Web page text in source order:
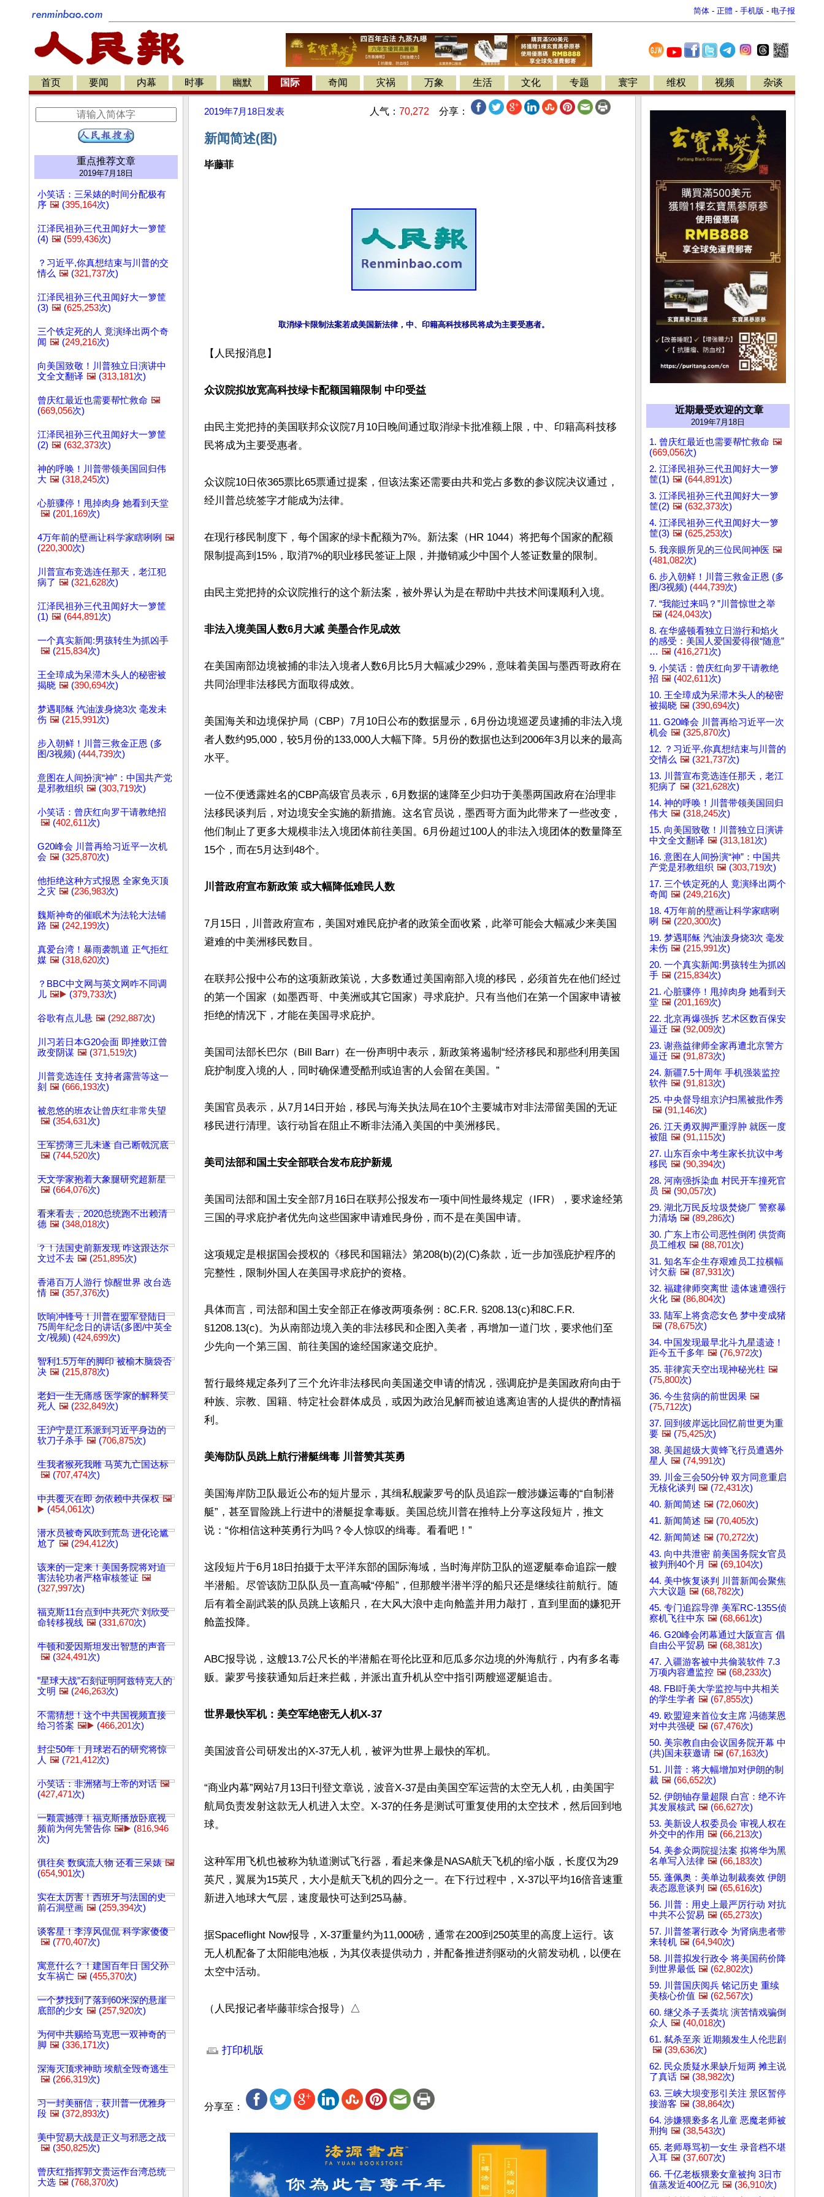
简体 - 正體 - 手机版 - 电子报
首页 要闻 内幕 时事 幽默 国际 奇闻 灾祸 万象 生活 文化 专题 寰宇 维权 视频 杂谈
重点推荐文章
2019年7月18日
小笑话：三呆婊的时间分配极有
序 🖼️ (395,164次)
江泽民祖孙三代丑闻好大一箩筐
(4) 🖼️ (599,436次)
？习近平,你真想结束与川普的交
情么 🖼️ (321,737次)
江泽民祖孙三代丑闻好大一箩筐
(3) 🖼️ (625,253次)
三个铁定死的人 竟演绎出两个奇
闻 🖼️ (249,216次)
向美国致敬！川普独立日演讲中
文全文翻译 🖼️ (313,181次)
曾庆红最近也需要帮忙救命 🖼️
(669,056次)
江泽民祖孙三代丑闻好大一箩筐
(2) 🖼️ (632,373次)
神的呼唤！川普带领美国回归伟
大 🖼️ (318,245次)
心脏骤停！甩掉肉身 她看到天堂
🖼️ (201,169次)
4万年前的壁画让科学家瞎咧咧 🖼️
(220,300次)
川普宣布竞选连任那天，老江犯
病了 🖼️ (321,628次)
江泽民祖孙三代丑闻好大一箩筐
(1) 🖼️ (644,891次)
一个真实新闻:男孩转生为抓凶手
🖼️ (215,834次)
王全璋成为呆滞木头人的秘密被
揭晓 🖼️ (390,694次)
梦遇耶稣 汽油泼身烧3次 毫发未
伤 🖼️ (215,991次)
步入朝鲜！川普三救金正恩 (多
图/3视频) (444,739次)
意图在人间扮演“神”：中国共产党
是邪教组织 🖼️ (303,719次)
小笑话：曾庆红向罗干请教绝招
🖼️ (402,611次)
G20峰会 川普再给习近平一次机
会 🖼️ (325,870次)
他拒绝这种方式报恩 全家免灭顶
之灾 🖼️ (236,983次)
魏斯神奇的催眠术为法轮大法铺
路 🖼️ (242,199次)
真爱台湾！暴雨袭凯道 正气拒红
媒 🖼️ (318,620次)
？BBC中文网与英文网咋不同调
儿 🖼️▶️ (379,733次)
谷歌有点儿悬 🖼️ (292,887次)
川习若日本G20会面 即挫败江曾
政变阴谋 🖼️ (371,519次)
川普竞选连任 支持者露营等这一
刻 🖼️ (666,193次)
被忽悠的班农让曾庆红非常失望
🖼️ (354,631次)
王军捞薄三儿未遂 自己断戟沉底
🖼️ (744,520次)
天文学家抱着大象腿研究超新星
🖼️ (664,076次)
看来看去，2020总统跑不出赖清
德 🖼️ (348,018次)
？！法国史前新发现 咋这跟达尔
文过不去 🖼️ (251,895次)
香港百万人游行 惊醒世界 改台选
情 🖼️ (357,376次)
吹响冲锋号！川普在盟军登陆日
75周年纪念日的讲话(多图/中英全
文/视频) (424,699次)
智利1.5万年的脚印 被榆木脑袋否
决 🖼️ (215,878次)
老妇一生无痛感 医学家的解释笑
死人 🖼️ (232,849次)
王沪宁是江系派到习近平身边的
软刀子杀手 🖼️ (706,875次)
生我者猴死我雕 马英九亡国达标
🖼️ (707,474次)
中共覆灭在即 勿依赖中共保权 🖼️
▶️ (454,061次)
潜水员被奇风吹到荒岛 进化论尴
尬了 🖼️ (294,412次)
该来的一定来！美国务院将对迫
害法轮功者严格审核签证 🖼️
(327,997次)
福克斯11台点到中共死穴 刘欣受
命转移视线 🖼️ (331,670次)
牛顿和爱因斯坦发出智慧的声音
🖼️ (324,491次)
"星球大战"石刻证明阿兹特克人的
文明 🖼️ (246,263次)
不需猜想！这个中共国视频直接
给习答案 🖼️▶️ (466,201次)
封尘50年！月球岩石的研究将惊
人 🖼️ (721,412次)
小笑话：非洲猪与上帝的对话 🖼️
(427,471次)
一颗震撼弹！福克斯播放卧底视
频前为何先警告你 🖼️▶️ (816,946
次)
俱往矣 数疯流人物 还看三呆婊 🖼️
(654,901次)
实在太厉害！西班牙与法国的史
前石洞壁画 🖼️ (259,394次)
谈客星！李淳风侃侃 科学家傻傻
🖼️ (770,407次)
寓意什么？！建国百年日 国父孙
女车祸亡 🖼️ (455,370次)
一个梦找到了落到60米深的悬崖
底部的少女 🖼️ (257,920次)
为何中共赐给马克思一双神奇的
脚 🖼️ (336,171次)
深海灭顶求神助 埃航全毁奇逃生
🖼️ (266,319次)
习一封美丽信，获川普一优雅身
段 🖼️ (372,893次)
美中贸易大战是正义与邪恶之战
🖼️ (350,825次)
曾庆红指挥郭文贵运作台湾总统
大选 🖼️ (768,370次)
2019年7月18日 发表 人气： 70,272 分享：
新闻简述(图)
毕藤菲
【人民报消息】
众议院拟放宽高科技绿卡配额国籍限制 中印受益
由民主党把持的美国联邦众议院7月10日晚间通过取消绿卡批准额上限，中、印籍高科技移
民将成为主要受惠者。
众议院10日依365票比65票通过提案，但该法案还需要由共和党占多数的参议院决议通过，
经川普总统签字才能成为法律。
在现行移民制度下，每个国家的绿卡配额为7%。新法案（HR 1044）将把每个国家的配额
限制提高到15%，取消7%的职业移民签证上限，并撤销减少中国个人签证数量的限制。
由民主党把持的众议院推行的这个新法案，被外界认为是在帮助中共技术间谍顺利入境。
非法入境美国人数6月大减 美墨合作见成效
在美国南部边境被捕的非法入境者人数6月比5月大幅减少29%，意味着美国与墨西哥政府在
共同治理非法移民方面取得成效。
美国海关和边境保护局（CBP）7月10日公布的数据显示，6月份边境巡逻员逮捕的非法入境
者人数约95,000，较5月份的133,000人大幅下降。5月份的数据也达到2006年3月以来的最高
水平。
一位不便透露姓名的CBP高级官员表示，6月数据的速降至少归功于美墨两国政府在治理非
法移民谈判后，对边境安全实施的新措施。这名官员说，墨西哥方面为此带来了一些改变，
他们制止了更多大规模非法入境团体前往美国。6月份超过100人的非法入境团体的数量降至
15个，而在5月达到48个。
川普政府宣布新政策 或大幅降低难民人数
7月15日，川普政府宣布，美国对难民庇护者的政策全面收紧，此举可能会大幅减少来美国
避难的中美洲移民数目。
在联邦公报中公布的这项新政策说，大多数通过美国南部入境的移民，必须首先在他们经过
的第一个国家（如墨西哥、中美洲或其它国家）寻求庇护。只有当他们在第一个国家申请被
拒绝的情况下，才能在美国寻求庇护。
美国司法部长巴尔（Bill Barr）在一份声明中表示，新政策将遏制“经济移民和那些利用美国
庇护制度入境的人，同时确保遭受酷刑或迫害的人会留在美国。”
美国官员表示，从7月14日开始，移民与海关执法局在10个主要城市对非法滞留美国的无证
移民进行清理。该行动旨在阻止不断非法涌入美国的中美洲移民。
美司法部和国土安全部联合发布庇护新规
美国司法部和国土安全部7月16日在联邦公报发布一项中间性最终规定（IFR），要求途经第
三国的寻求庇护者优先向这些国家申请难民身份，而不是在美国申请。
这项规定是根据国会授权的《移民和国籍法》第208(b)(2)(C)条款，近一步加强庇护程序的
完整性，限制外国人在美国寻求庇护的资格。
具体而言，司法部和国土安全部正在修改两项条例：8C.F.R. §208.13(c)和8C.F.R.
§1208.13(c)。为从南部边境入美的非法移民和企图入美者，再增加一道门坎，要求他们至
少先向一个第三国、前往美国的途经国家递交庇护。
暂行最终规定条列了三个允许非法移民向美国递交申请的情况，强调庇护是美国政府向由于
种族、宗教、国籍、特定社会群体成员，或因为政治见解而被迫逃离迫害的人提供的酌情福
利。
美海防队员跳上航行潜艇缉毒 川普赞其英勇
美国海岸防卫队最近公布的短片显示，其缉私舰蒙罗号的队员追踪一艘涉嫌运毒的“自制潜
艇”，甚至冒险跳上行进中的潜艇捉拿毒贩。美国总统川普在推特上分享这段短片，推文
说：“你相信这种英勇行为吗？令人惊叹的缉毒。看看吧！”
这段短片于6月18日拍摄于太平洋东部的国际海域，当时海岸防卫队的巡逻艇奉命追踪一艘
半潜船。尽管该防卫队队员一直高喊“停船”，但那艘半潜半浮的船只还是继续往前航行。随
后有着全副武装的队员跳上该船只，在大风大浪中走向舱盖并用力敲打，直到里面的嫌犯开
舱盖投降。
ABC报导说，这艘13.7公尺长的半潜船在哥伦比亚和厄瓜多尔边境的外海航行，内有多名毒
贩。蒙罗号接获通知后赶来拦截，并派出直升机从空中指引两艘巡逻艇追击。
世界最快军机：美空军绝密无人机X-37
美国波音公司研发出的X-37无人机，被评为世界上最快的军机。
“商业内幕”网站7月13日刊登文章说，波音X-37是由美国空军运营的太空无人机，由美国宇
航局负责发射这款无人机进入太空。X-37的任务是测试可重复使用的太空技术，然后回到地
球。
这种军用飞机也被称为轨道测试飞行器，看起来像是NASA航天飞机的缩小版，长度仅为29
英尺，翼展为15英尺，大小是航天飞机的四分之一。在下行过程中，X-37以平均16倍音速重
新进入地球大气层，速度最快可达到25马赫。
据Spaceflight Now报导，X-37重量约为11,000磅，通常在200到250英里的高度上运行。该
无人机配备了太阳能电池板，为其仪表提供动力，并配备推进剂驱动的火箭发动机，以便在
太空中活动。
（人民报记者毕藤菲综合报导）△
打印机版
分享至：
近期最受欢迎的文章
2019年7月18日
1. 曾庆红最近也需要帮忙救命 🖼️
(669,056次)
2. 江泽民祖孙三代丑闻好大一箩
筐(1) 🖼️ (644,891次)
3. 江泽民祖孙三代丑闻好大一箩
筐(2) 🖼️ (632,373次)
4. 江泽民祖孙三代丑闻好大一箩
筐(3) 🖼️ (625,253次)
5. 我亲眼所见的三位民间神医 🖼️
(481,082次)
6. 步入朝鲜！川普三救金正恩 (多
图/3视频) (444,739次)
7. “我能过来吗？”川普惊世之举
🖼️ (424,043次)
8. 在华盛顿看独立日游行和焰火
的感受：美国人爱国爱得很“随意”
… 🖼️ (416,271次)
9. 小笑话：曾庆红向罗干请教绝
招 🖼️ (402,611次)
10. 王全璋成为呆滞木头人的秘密
被揭晓 🖼️ (390,694次)
11. G20峰会 川普再给习近平一次
机会 🖼️ (325,870次)
12. ？习近平,你真想结束与川普的
交情么 🖼️ (321,737次)
13. 川普宣布竞选连任那天，老江
犯病了 🖼️ (321,628次)
14. 神的呼唤！川普带领美国回归
伟大 🖼️ (318,245次)
15. 向美国致敬！川普独立日演讲
中文全文翻译 🖼️ (313,181次)
16. 意图在人间扮演“神”：中国共
产党是邪教组织 🖼️ (303,719次)
17. 三个铁定死的人 竟演绎出两个
奇闻 🖼️ (249,216次)
18. 4万年前的壁画让科学家瞎咧
咧 🖼️ (220,300次)
19. 梦遇耶稣 汽油泼身烧3次 毫发
未伤 🖼️ (215,991次)
20. 一个真实新闻:男孩转生为抓凶
手 🖼️ (215,834次)
21. 心脏骤停！甩掉肉身 她看到天
堂 🖼️ (201,169次)
22. 北京再爆强拆 艺术区数百保安
逼迁 🖼️ (92,009次)
23. 谢燕益律师全家再遭北京警方
逼迁 🖼️ (91,873次)
24. 新疆7.5十周年 手机强装监控
软件 🖼️ (91,813次)
25. 中央督导组京沪扫黑被批作秀
🖼️ (91,146次)
26. 江天勇双脚严重浮肿 就医一度
被阻 🖼️ (91,115次)
27. 山东百余中考生家长抗议中考
移民 🖼️ (90,394次)
28. 河南强拆染血 村民开车撞死官
员 🖼️ (90,057次)
29. 湖北万民反垃圾焚烧厂 警察暴
力清场 🖼️ (89,286次)
30. 广东上市公司恶性倒闭 供货商
员工维权 🖼️ (88,701次)
31. 知名车企生存艰难员工拉横幅
讨欠薪 🖼️ (87,931次)
32. 福建律师突离世 遗体速遭强行
火化 🖼️ (86,804次)
33. 陆军上将贪恋女色 梦中变成猪
🖼️ (78,675次)
34. 中国发现最早北斗九星遗迹！
距今五千多年 🖼️ (76,972次)
35. 菲律宾天空出现神秘光柱 🖼️
(75,800次)
36. 今生贫病的前世因果 🖼️
(75,712次)
37. 回到彼岸远比回忆前世更为重
要 🖼️ (75,425次)
38. 美国超级大黄蜂飞行员遭遇外
星人 🖼️ (74,991次)
39. 川金三会50分钟 双方同意重启
无核化谈判 🖼️ (72,431次)
40. 新闻简述 🖼️ (72,060次)
41. 新闻简述 🖼️ (70,405次)
42. 新闻简述 🖼️ (70,272次)
43. 向中共泄密 前美国务院女官员
被判刑40个月 🖼️ (69,104次)
44. 美中恢复谈判 川普新闻会聚焦
六大议题 🖼️ (68,782次)
45. 专门追踪导弹 美军RC-135S侦
察机飞往中东 🖼️ (68,661次)
46. G20峰会闭幕通过大阪宣言 倡
自由公平贸易 🖼️ (68,381次)
47. 入疆游客被中共偷装软件 7.3
万项内容遭监控 🖼️ (68,233次)
48. FBI吁美大学监控与中共相关
的学生学者 🖼️ (67,855次)
49. 欧盟迎来首位女主席 冯德莱恩
对中共强硬 🖼️ (67,476次)
50. 美宗教自由会议国务院开幕 中
(共)国未获邀请 🖼️ (67,163次)
51. 川普：将大幅增加对伊朗的制
裁 🖼️ (66,652次)
52. 伊朗铀存量超限 白宫：绝不许
其发展核武 🖼️ (66,627次)
53. 美新设人权委员会 审视人权在
外交中的作用 🖼️ (66,213次)
54. 美参众两院提法案 拟将华为黑
名单写入法律 🖼️ (66,183次)
55. 蓬佩奥：美单边制裁奏效 伊朗
表态愿意谈判 🖼️ (65,616次)
56. 川普：用史上最严厉行动 对抗
中共不公贸易 🖼️ (65,273次)
57. 川普签署行政令 为肾病患者带
来转机 🖼️ (64,940次)
58. 川普拟发行政令 将美国药价降
到世界最低 🖼️ (62,802次)
59. 川普国庆阅兵 铭记历史 重续
美核心价值 🖼️ (62,567次)
60. 继父杀子丢粪坑 演苦情戏骗倒
众人 🖼️ (40,018次)
61. 弑杀至亲 近期频发生人伦悲剧
🖼️ (39,636次)
62. 民众质疑水果缺斤短两 摊主说
了真话 🖼️ (38,982次)
63. 三峡大坝变形引关注 景区暂停
接游客 🖼️ (38,864次)
64. 涉嫌猥亵多名儿童 恶魔老师被
刑拘 🖼️ (38,543次)
65. 老师辱骂初一女生 录音档不堪
入耳 🖼️ (37,607次)
66. 千亿老板猥亵女童被拘 3日市
值蒸发近400亿元 🖼️ (36,910次)